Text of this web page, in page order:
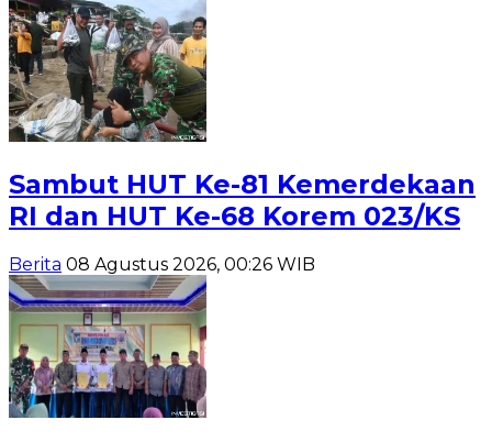
Sambut HUT Ke-81 Kemerdekaan
RI dan HUT Ke-68 Korem 023/KS
Berita 08 Agustus 2026, 00:26 WIB